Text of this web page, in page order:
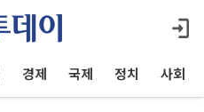
경제 국제 정치 사회